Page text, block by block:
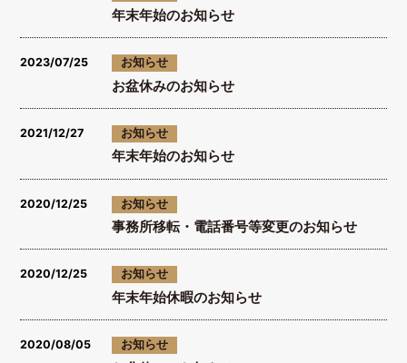
年末年始のお知らせ
2023/07/25 お知らせ
お盆休みのお知らせ
2021/12/27 お知らせ
年末年始のお知らせ
2020/12/25 お知らせ
事務所移転・電話番号等変更のお知らせ
2020/12/25 お知らせ
年末年始休暇のお知らせ
2020/08/05 お知らせ